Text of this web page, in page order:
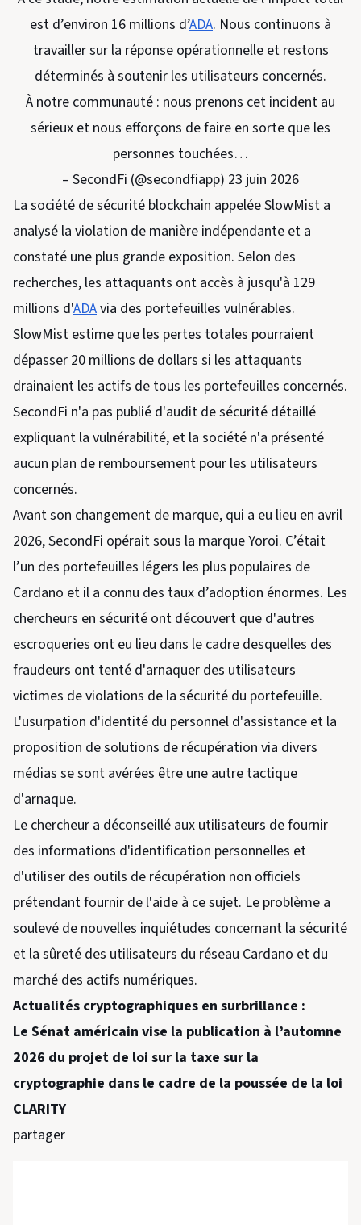
est d’environ 16 millions d’ADA. Nous continuons à
travailler sur la réponse opérationnelle et restons
déterminés à soutenir les utilisateurs concernés.
À notre communauté : nous prenons cet incident au
sérieux et nous efforçons de faire en sorte que les
personnes touchées…
– SecondFi (@secondfiapp) 23 juin 2026
La société de sécurité blockchain appelée SlowMist a
analysé la violation de manière indépendante et a
constaté une plus grande exposition. Selon des
recherches, les attaquants ont accès à jusqu'à 129
millions d'ADAvia des portefeuilles vulnérables.
SlowMist estime que les pertes totales pourraient
dépasser 20 millions de dollars si les attaquants
drainaient les actifs de tous les portefeuilles concernés.
SecondFi n'a pas publié d'audit de sécurité détaillé
expliquant la vulnérabilité, et la société n'a présenté
aucun plan de remboursement pour les utilisateurs
concernés.
Avant son changement de marque, qui a eu lieu en avril
2026, SecondFi opérait sous la marque Yoroi. C’était
l’un des portefeuilles légers les plus populaires de
Cardano et il a connu des taux d’adoption énormes. Les
chercheurs en sécurité ont découvert que d'autres
escroqueries ont eu lieu dans le cadre desquelles des
fraudeurs ont tenté d'arnaquer des utilisateurs
victimes de violations de la sécurité du portefeuille.
L'usurpation d'identité du personnel d'assistance et la
proposition de solutions de récupération via divers
médias se sont avérées être une autre tactique
d'arnaque.
Le chercheur a déconseillé aux utilisateurs de fournir
des informations d'identification personnelles et
d'utiliser des outils de récupération non officiels
prétendant fournir de l'aide à ce sujet. Le problème a
soulevé de nouvelles inquiétudes concernant la sécurité
et la sûreté des utilisateurs du réseau Cardano et du
marché des actifs numériques.
Actualités cryptographiques en surbrillance :
Le Sénat américain vise la publication à l’automne
2026 du projet de loi sur la taxe sur la
cryptographie dans le cadre de la poussée de la loi
CLARITY
partager